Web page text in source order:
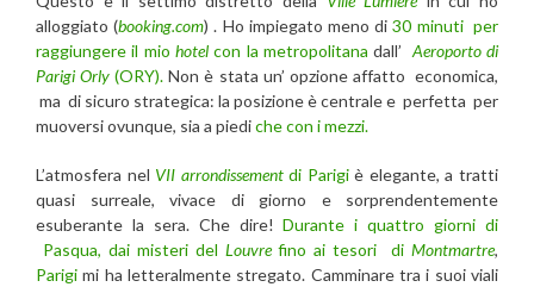
alloggiato (booking.com) . Ho impiegato meno di30 minuti per
raggiungere il mio hotelcon la metropolitana dall’ Aeroporto di
Parigi Orly (ORY). Non è stata un’ opzione affatto economica,
ma di sicuro strategica: la posizione è centrale e perfetta per
muoversi ovunque, sia a piediche con i mezzi.
L’atmosfera nel VII arrondissementdi Parigiè elegante, a tratti
quasi surreale, vivace di giorno e sorprendentemente
esuberante la sera. Che dire!Durante i quattro giorni di
Pasqua, dai misteri del Louvrefino ai tesori diMontmartre,
Parigi mi ha letteralmente stregato. Camminare tra i suoi viali